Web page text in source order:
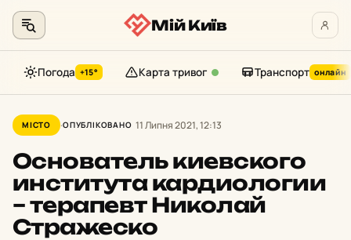
до
контенту
Мій Київ
Погода +15° Карта тривог Транспорт онлайн
МІСТО ОПУБЛІКОВАНО 11 Липня 2021, 12:13
Основатель киевского
института кардиологии
– терапевт Николай
Стражеско